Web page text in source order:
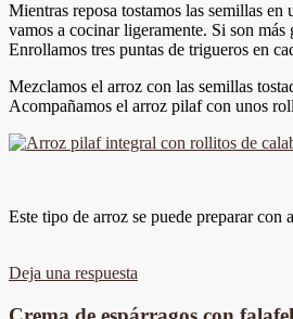
Mientras reposa tostamos las semillas
vamos a cocinar ligeramente. Si son
Enrollamos tres puntas de trigueros en
Mezclamos el arroz con las semillas
Acompañamos el arroz pilaf con unos
Este tipo de arroz se puede preparar
Deja una respuesta